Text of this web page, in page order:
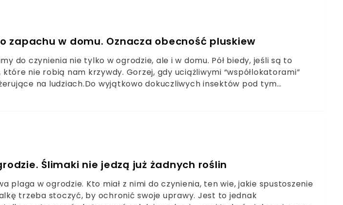
zapachu w domu. Oznacza obecność pluskiew
do czynienia nie tylko w ogrodzie, ale i w domu. Pół biedy, jeśli są to
które nie robią nam krzywdy. Gorzej, gdy uciążliwymi “współlokatorami”
na ludziach.Do wyjątkowo dokuczliwych insektów pod tym
Ślimaki nie jedzą już żadnych roślin
plaga w ogrodzie. Kto miał z nimi do czynienia, ten wie, jakie spustoszenie
trzeba stoczyć, by ochronić swoje uprawy. Jest to jednak